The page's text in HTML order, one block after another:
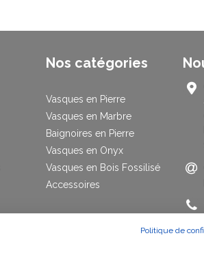
Nos catégories
Vasques en Pierre
Vasques en Marbre
Baignoires en Pierre
Vasques en Onyx
Vasques en Bois Fossilisé
Accessoires
Politique de